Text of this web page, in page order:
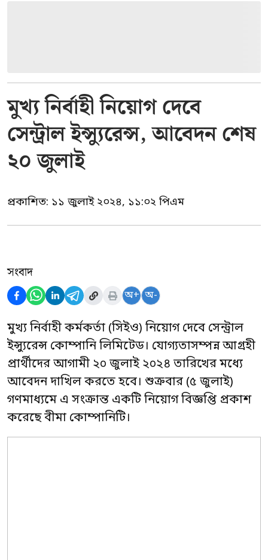
মুখ্য নির্বাহী নিয়োগ দেবে
সেন্ট্রাল ইন্স্যুরেন্স, আবেদন শেষ
২০ জুলাই
প্রকাশিত: ১১ জুলাই ২০২৪, ১১:০২ পিএম
সংবাদ
অ+ অ-
মুখ্য নির্বাহী কর্মকর্তা (সিইও) নিয়োগ দেবে সেন্ট্রাল
ইন্স্যুরেন্স কোম্পানি লিমিটেড। যোগ্যতাসম্পন্ন আগ্রহী
প্রার্থীদের আগামী ২০ জুলাই ২০২৪ তারিখের মধ্যে
আবেদন দাখিল করতে হবে। শুক্রবার (৫ জুলাই)
গণমাধ্যমে এ সংক্রান্ত একটি নিয়োগ বিজ্ঞপ্তি প্রকাশ
করেছে বীমা কোম্পানিটি।